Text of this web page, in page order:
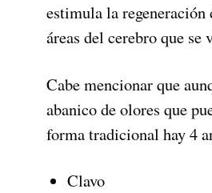
estimula la regeneración
áreas del cerebro que
Cabe mencionar que
abanico de olores que
forma tradicional hay 4
Clavo